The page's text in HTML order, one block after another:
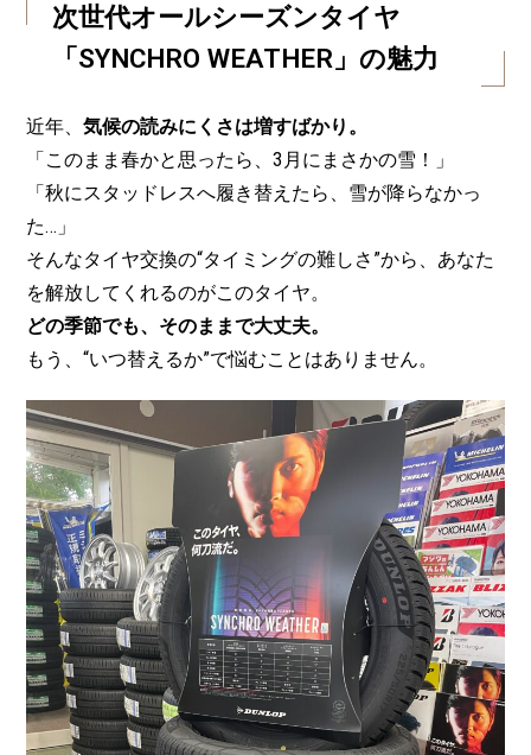
次世代オールシーズンタイヤ
「SYNCHRO WEATHER」の魅力
近年、 気候の読みにくさは増すばかり。
「このまま春かと思ったら、3月にまさかの雪！」
「秋にスタッドレスへ履き替えたら、雪が降らなかっ
た…」
そんなタイヤ交換の“タイミングの難しさ”から、あなた
を解放してくれるのがこのタイヤ。
どの季節でも、そのままで大丈夫。
もう、“いつ替えるか”で悩むことはありません。